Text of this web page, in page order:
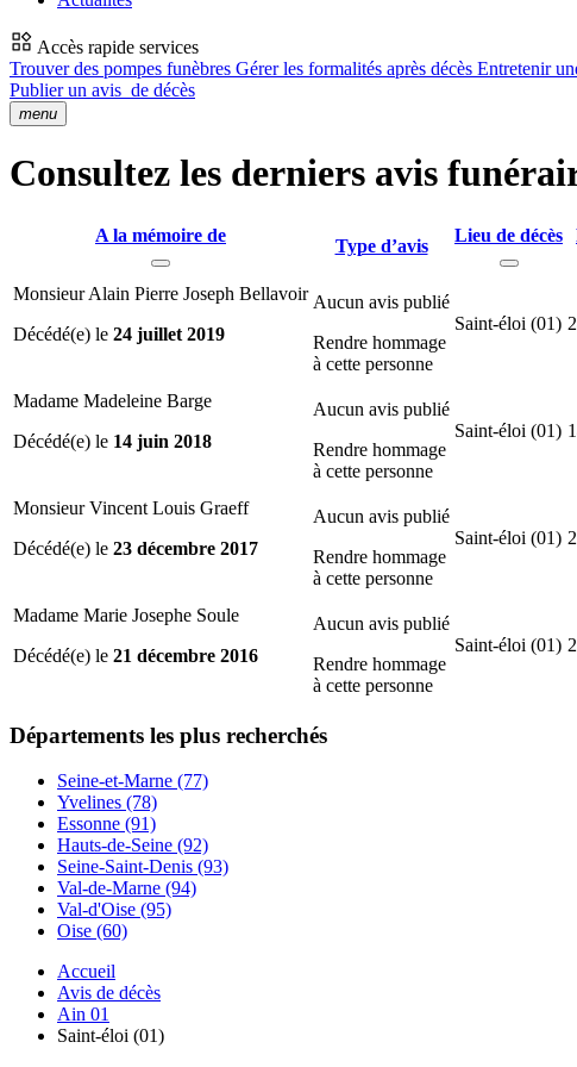
Accès rapide services
Trouver des pompes funèbres Gérer les formalités après décès Entretenir
Publier un avis de décès
menu
Consultez les derniers avis
A la mémoire de
Type d’avis
Lieu de décès
Monsieur Alain Pierre Joseph Bellavoir
Décédé(e) le 24 juillet 2019
Aucun avis publié
Rendre hommage
à cette personne
Saint-éloi (01)
Madame Madeleine Barge
Décédé(e) le 14 juin 2018
Aucun avis publié
Rendre hommage
à cette personne
Saint-éloi (01)
Monsieur Vincent Louis Graeff
Décédé(e) le 23 décembre 2017
Aucun avis publié
Rendre hommage
à cette personne
Saint-éloi (01)
Madame Marie Josephe Soule
Décédé(e) le 21 décembre 2016
Aucun avis publié
Rendre hommage
à cette personne
Saint-éloi (01)
Départements les plus recherchés
Seine-et-Marne (77)
Yvelines (78)
Essonne (91)
Hauts-de-Seine (92)
Seine-Saint-Denis (93)
Val-de-Marne (94)
Val-d'Oise (95)
Oise (60)
Accueil
Avis de décès
Ain 01
Saint-éloi (01)